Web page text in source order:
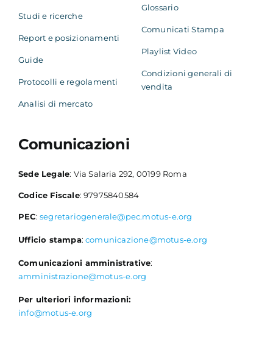
Studi e ricerche
Report e posizionamenti
Guide
Protocolli e regolamenti
Analisi di mercato
Glossario
Comunicati Stampa
Playlist Video
Condizioni generali di
vendita
Comunicazioni
Sede Legale: Via Salaria 292, 00199 Roma
Codice Fiscale: 97975840584
PEC: segretariogenerale@pec.motus-e.org
Ufficio stampa:comunicazione@motus-e.org
Comunicazioni amministrative:
amministrazione@motus-e.org
Per ulteriori informazioni:
info@motus-e.org